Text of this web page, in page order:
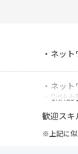
・ネッ
・ネッ
・
歓迎スキ
※上記に似